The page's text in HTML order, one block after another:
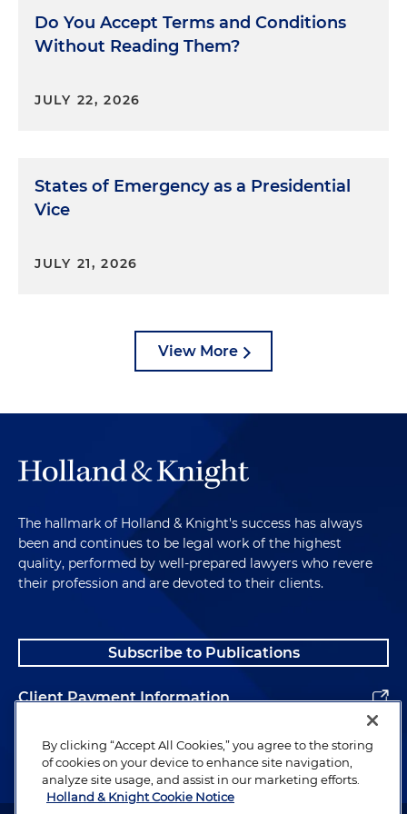
Lo Legal En Par Minutos.
Do You Accept Terms and Conditions
Without Reading Them?
JULY 22, 2026
States of Emergency as a Presidential
Vice
JULY 21, 2026
View More
The hallmark of Holland & Knight's success has always
been and continues to be legal work of the highest
quality, performed by well-prepared lawyers who revere
their profession and are devoted to their clients.
Subscribe to Publications
Client Payment Information
Alumni
By clicking “Accept All Cookies,” you agree to the storing
of cookies on your device to enhance site navigation,
analyze site usage, and assist in our marketing efforts.
Holland & Knight Cookie Notice